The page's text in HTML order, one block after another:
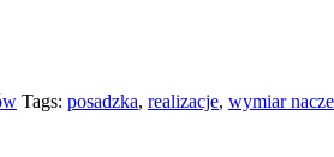
Tags: posadzka, realizacje, wymiar